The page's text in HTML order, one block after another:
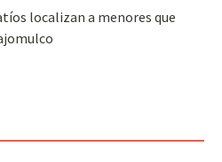
localizan a menores que